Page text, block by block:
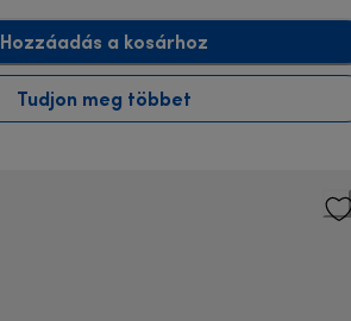
Hozzáadás a kosárhoz
Tudjon meg többet